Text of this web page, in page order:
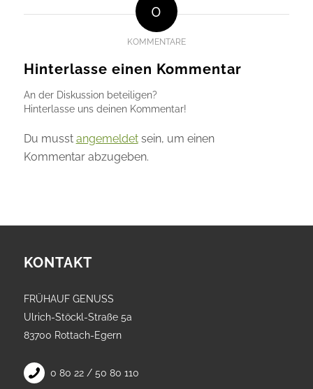
0
KOMMENTARE
Hinterlasse einen Kommentar
An der Diskussion beteiligen?
Hinterlasse uns deinen Kommentar!
Du musst angemeldetsein, um einen
Kommentar abzugeben.
KONTAKT
FRÜHAUF GENUSS
Ulrich-Stöckl-Straße 5a
83700 Rottach-Egern
0 80 22 / 50 80 110